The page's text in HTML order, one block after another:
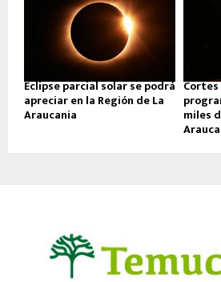
Eclipse parcial solar se podrá
apreciar en la Región de La
Araucania miles